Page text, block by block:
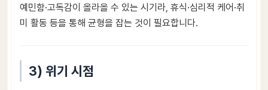
예민함·고독감이 올라올 수 있는 시기라, 휴식·심리적 케어·취
미 활동 등을 통해 균형을 잡는 것이 필요합니다.
3) 위기 시점